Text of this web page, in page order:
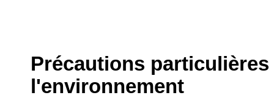
Précautions
l'environnement